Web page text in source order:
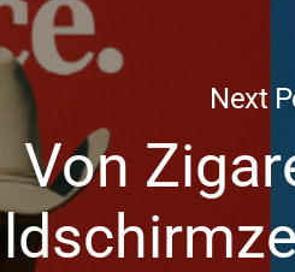
Next
Von